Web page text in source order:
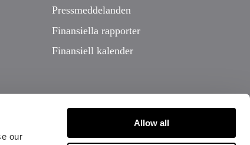
our
Allow all
Pressmeddelanden
Finansiella rapporter
Finansiell kalender